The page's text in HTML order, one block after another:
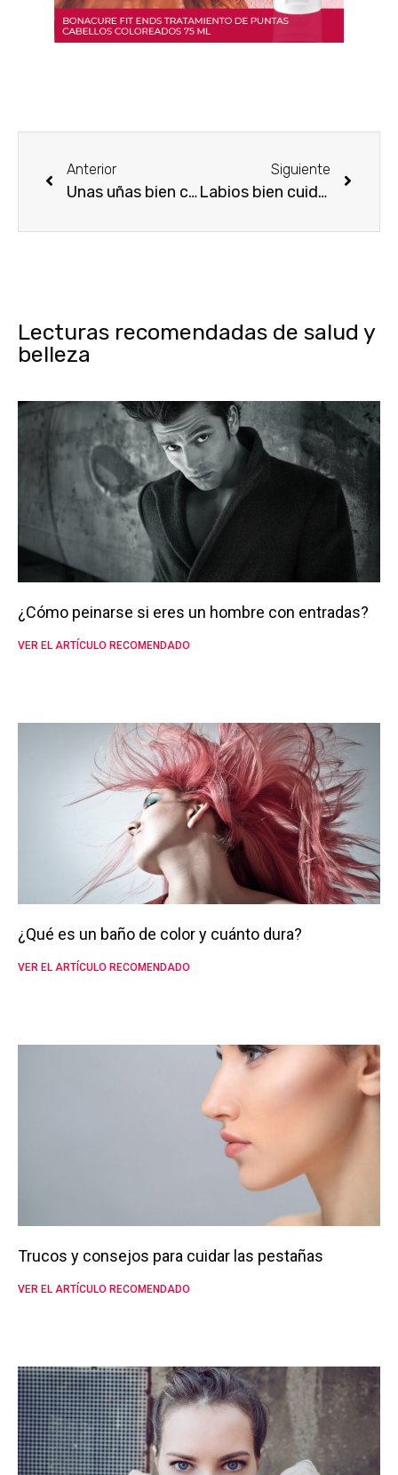
Anterior
Unas uñas bien cuidadas
Siguiente
Labios bien cuidados
Lecturas recomendadas de salud y
belleza
¿Cómo peinarse si eres un hombre con entradas?
VER EL ARTÍCULO RECOMENDADO
¿Qué es un baño de color y cuánto dura?
VER EL ARTÍCULO RECOMENDADO
Trucos y consejos para cuidar las pestañas
VER EL ARTÍCULO RECOMENDADO